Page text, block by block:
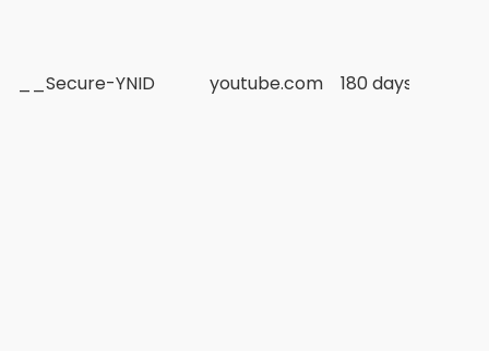
__Secure-YNID youtube.com 180 days